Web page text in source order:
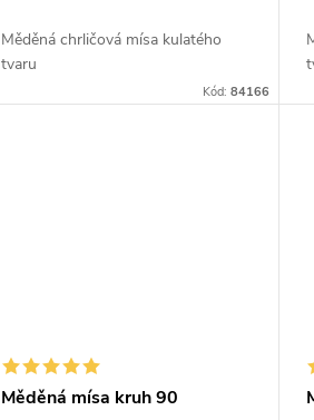
Měděná chrličová mísa kulatého
tvaru
Kód:84166
Měděná mísa kruh 90